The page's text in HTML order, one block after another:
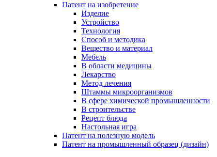
Патент на изобретение
Изделие
Устройство
Технология
Способ и методика
Вещество и материал
Мебель
В области медицины
Лекарство
Метод лечения
Штаммы микроорганизмов
В сфере химической промышленности
В строительстве
Рецепт блюда
Настольная игра
Патент на полезную модель
Патент на промышленный образец (дизайн)